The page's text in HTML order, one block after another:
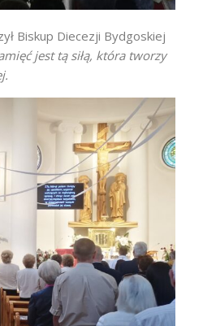
Biskup Diecezji Bydgoskiej
jest tą siłą, która tworzy